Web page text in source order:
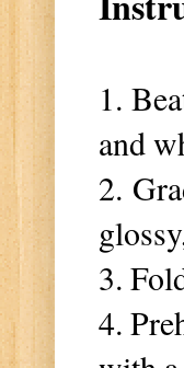
1.
and
2.
3.
4.